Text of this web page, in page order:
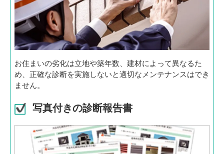
お住まいの劣化は立地や築年数、建材によって異なるた
め、正確な診断を実施しないと適切なメンテナンスはでき
ません。
写真付きの診断報告書